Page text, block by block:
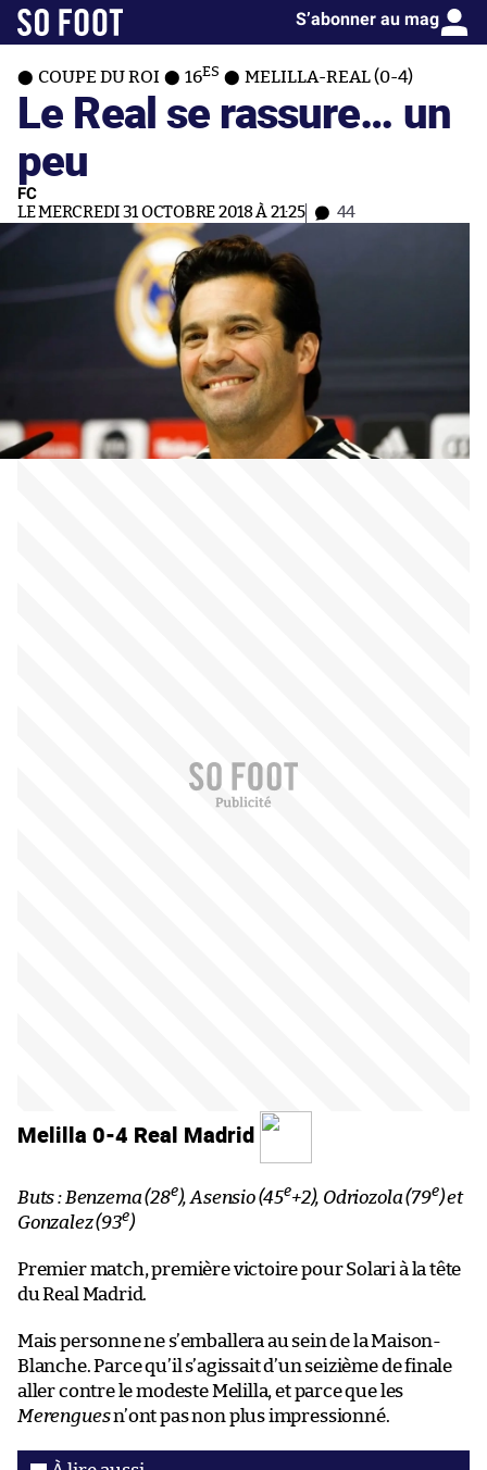
S’abonner au mag
COUPE DU ROI 16ES MELILLA-REAL (0-4)
Le Real se rassure… un
peu
FC
LE MERCREDI 31 OCTOBRE 2018 À 21:25 44
Melilla 0-4 Real Madrid
Buts : Benzema (28e), Asensio (45e+2), Odriozola (79e) et
Gonzalez (93e)
Premier match, première victoire pour Solari à la tête
du Real Madrid.
Mais personne ne s’emballera au sein de la Maison-
Blanche. Parce qu’il s’agissait d’un seizième de finale
aller contre le modeste Melilla, et parce que les
Merenguesn’ont pas non plus impressionné.